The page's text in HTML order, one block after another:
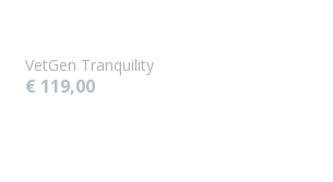
VetGen Tranquility
€ 119,00